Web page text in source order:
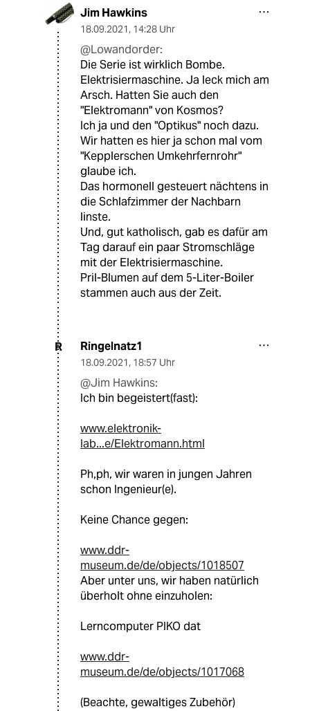
Jim Hawkins
18.09.2021, 14:28 Uhr
@Lowandorder:
Die Serie ist wirklich Bombe.
Elektrisiermaschine. Ja leck mich am
Arsch. Hatten Sie auch den
"Elektromann" von Kosmos?
Ich ja und den "Optikus" noch dazu.
Wir hatten es hier ja schon mal vom
"Kepplerschen Umkehrfernrohr"
glaube ich.
Das hormonell gesteuert nächtens in
die Schlafzimmer der Nachbarn
linste.
Und, gut katholisch, gab es dafür am
Tag darauf ein paar Stromschläge
mit der Elektrisiermaschine.
Pril-Blumen auf dem 5-Liter-Boiler
stammen auch aus der Zeit.
R Ringelnatz1
18.09.2021, 18:57 Uhr
@Jim Hawkins:
Ich bin begeistert(fast):
www.elektronik-
lab...e/Elektromann.html
Ph,ph, wir waren in jungen Jahren
schon Ingenieur(e).
Keine Chance gegen:
www.ddr-
museum.de/de/objects/1018507
Aber unter uns, wir haben natürlich
überholt ohne einzuholen:
Lerncomputer PIKO dat
www.ddr-
museum.de/de/objects/1017068
(Beachte, gewaltiges Zubehör)